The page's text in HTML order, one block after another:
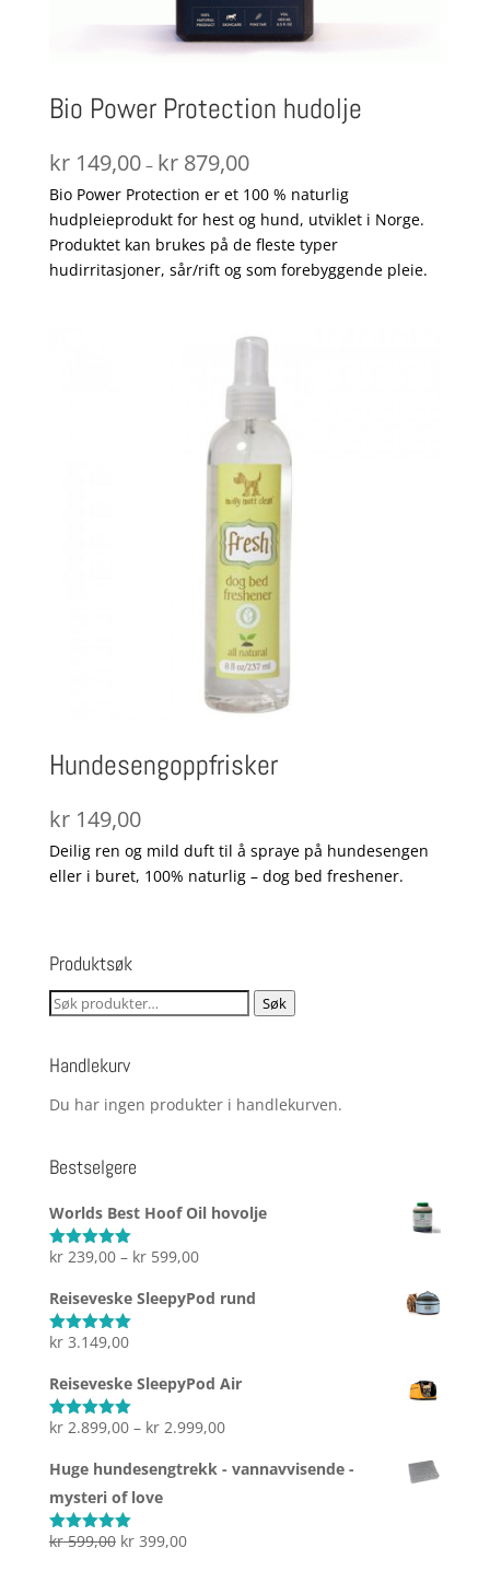
Bio Power Protection hudolje
kr149,00 – kr879,00Prisområde:
til
kr 879,00
Bio Power Protection er et 100 % naturlig
hudpleieprodukt for hest og hund, utviklet i Norge.
Produktet kan brukes på de fleste typer
hudirritasjoner, sår/rift og som forebyggende pleie.
Hundesengoppfrisker
kr149,00
Deilig ren og mild duft til å spraye på hundesengen
eller i buret, 100% naturlig – dog bed freshener.
Produktsøk
Søk
Søk
Handlekurv
Du har ingen produkter i handlekurven.
Bestselgere
Worlds Best Hoof Oil hovolje
Vurdert5.00
kr239,00 – kr599,00Prisområde:
Reiseveske SleepyPod rund
Vurdert5.00
kr3.149,00
Reiseveske SleepyPod Air
Vurdert5.00
kr2.899,00 – kr2.999,00Prisområde:
Huge hundesengtrekk - vannavvisende -
mysteri of love
Vurdert5.00
kr599,00 Opprinnelig
kr399,00Nåværende